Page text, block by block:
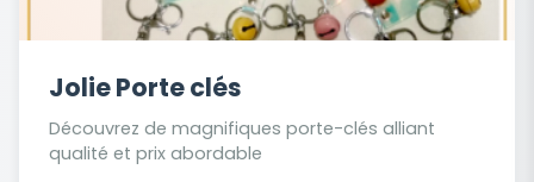
Jolie Porte clés
Découvrez de magnifiques porte-clés alliant
qualité et prix abordable